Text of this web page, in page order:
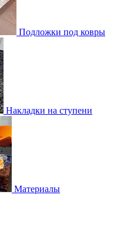
Подложки под ковры
Накладки на ступени
Материалы